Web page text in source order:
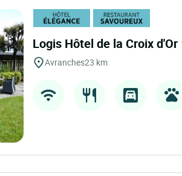
Logis Hôtel de la Croix d'Or
Avranches23 km